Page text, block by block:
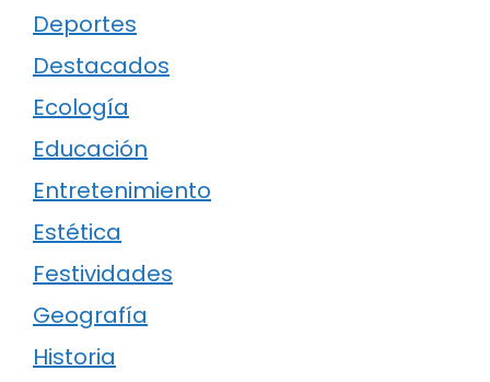
Deportes
Destacados
Ecología
Educación
Entretenimiento
Estética
Festividades
Geografía
Historia